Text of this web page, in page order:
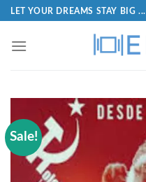
LET YOUR DREAMS STAY BIG ...
Sale!